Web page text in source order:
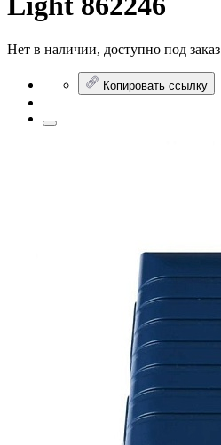
Нет в наличии, доступно под заказ
Копировать ссылку